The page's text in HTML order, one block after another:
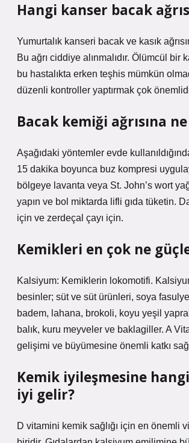
Hangi kanser bacak
Yumurtalık kanseri bacak ve kasık
Bu ağrı ciddiye alınmalıdır. Ölümcül bir
bu hastalıkta erken teşhis mümkün
düzenli kontroller yaptırmak çok
Bacak kemiği ağrısına
Aşağıdaki yöntemler evde
15 dakika boyunca buz kompresi
bölgeye lavanta veya St. John’s wort
yapın ve bol miktarda lifli gıda tüketin.
için ve zerdeçal çayı için.
Kemikleri en çok ne
Kalsiyum: Kemiklerin lokomotifi.
besinler; süt ve süt ürünleri, soya
badem, lahana, brokoli, koyu yeşil
balık, kuru meyveler ve baklagiller. A
gelişimi ve büyümesine önemli katkı
Kemik iyileşmesine
iyi gelir?
D vitamini kemik sağlığı için en önemli